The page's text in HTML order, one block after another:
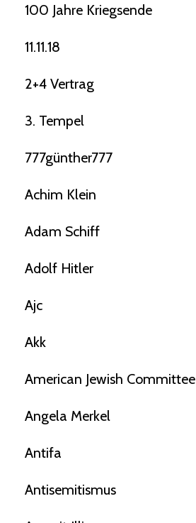
100 Jahre Kriegsende
11.11.18
2+4 Vertrag
3. Tempel
777günther777
Achim Klein
Adam Schiff
Adolf Hitler
Ajc
Akk
American Jewish Committee
Angela Merkel
Antifa
Antisemitismus